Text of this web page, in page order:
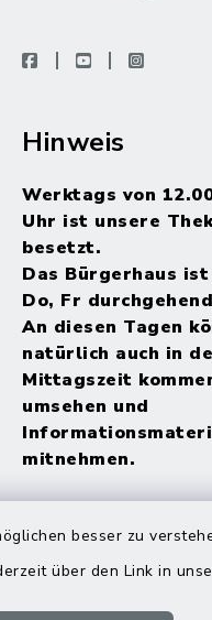
besser zu
über den Link in
facebookyoutubeinstagram
Hinweis
Werktags von
Uhr ist unsere
besetzt.
Das Bürgerhaus ist
Do, Fr
An diesen Tagen
natürlich auch in
Mittagszeit
umsehen und
mitnehmen.